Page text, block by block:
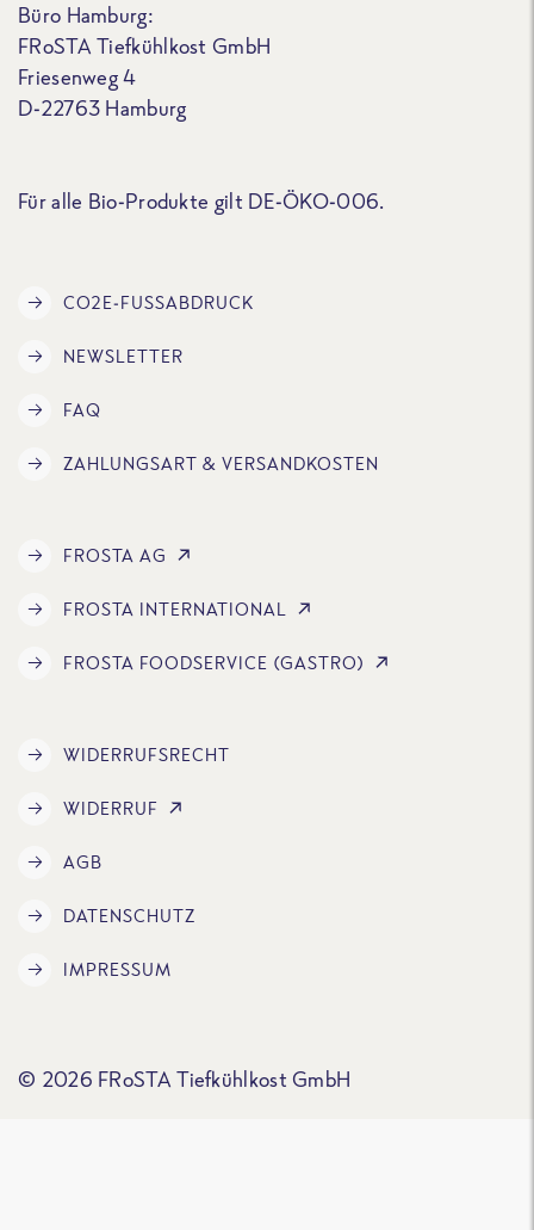
Büro Hamburg:
FRoSTA Tiefkühlkost GmbH
Friesenweg 4
D-22763 Hamburg
Für alle Bio-Produkte gilt DE-ÖKO-006.
CO2E-FUSSABDRUCK
NEWSLETTER
FAQ
ZAHLUNGSART & VERSANDKOSTEN
FROSTA AG
FROSTA INTERNATIONAL
FROSTA FOODSERVICE (GASTRO)
WIDERRUFSRECHT
WIDERRUF
AGB
DATENSCHUTZ
IMPRESSUM
© 2026 FRoSTA Tiefkühlkost GmbH